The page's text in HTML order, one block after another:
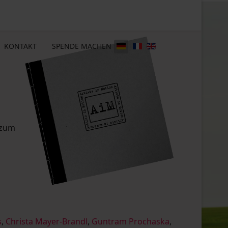
KONTAKT SPENDE MACHEN
, Christa Mayer-Brandl, Guntram Prochaska,